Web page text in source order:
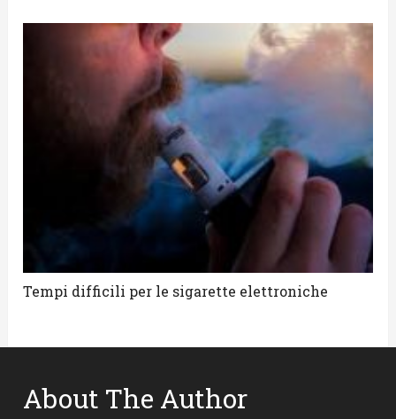
Tempi difficili per le sigarette elettroniche
About The Author